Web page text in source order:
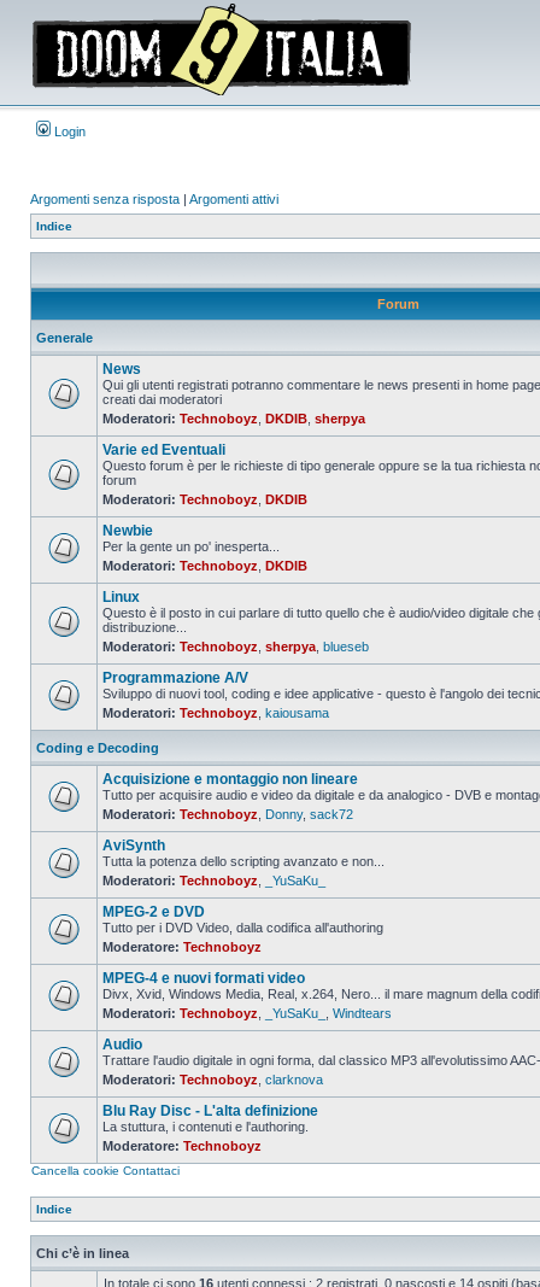
Login
Argomenti senza risposta | Argomenti attivi
Indice
Forum
Generale
Nessun
da
leggere
News
Qui gli utenti registrati potranno commentare le news presenti in home
creati dai moderatori
Moderatori: Technoboyz DKDIB sherpya
Nessun
da
leggere
Varie ed Eventuali
Questo forum è per le richieste di tipo generale oppure se la tua richiesta
forum
Moderatori: Technoboyz DKDIB
Nessun
messaggio
leggere
Newbie
Per la gente un po' inesperta...
Moderatori: Technoboyz DKDIB
Nessun
da
leggere
Linux
Questo è il posto in cui parlare di tutto quello che è audio/video digitale
distribuzione...
Moderatori: Technoboyz sherpya blueseb
Nessun
messaggio
da
leggere
Programmazione A/V
Sviluppo di nuovi tool, coding e idee applicative - questo è l'angolo dei
Moderatori: Technoboyz kaiousama
Coding e Decoding
Nessun
messaggio
da
leggere
Acquisizione e montaggio non lineare
Tutto per acquisire audio e video da digitale e da analogico - DVB e
Moderatori: Technoboyz Donny, sack72
Nessun
messaggio
da
leggere
AviSynth
Tutta la potenza dello scripting avanzato e non...
Moderatori: Technoboyz _YuSaKu_
Nessun
messaggio
da
leggere
MPEG-2 e DVD
Tutto per i DVD Video, dalla codifica all'authoring
Moderatore: Technoboyz
Nessun
messaggio
da
leggere
MPEG-4 e nuovi formati video
Divx, Xvid, Windows Media, Real, x.264, Nero... il mare magnum della
Moderatori: Technoboyz _YuSaKu_ Windtears
Nessun
messaggio
da
leggere
Audio
Trattare l'audio digitale in ogni forma, dal classico MP3 all'evolutissimo
Moderatori: Technoboyz clarknova
Nessun
messaggio
da
Blu Ray Disc - L'alta definizione
La stuttura, i contenuti e l'authoring.
Moderatore: Technoboyz
Cancella cookie Contattaci
Indice
Chi c’è in linea
In totale ci sono 16 utenti connessi : 2 registrati, 0 nascosti e 14 ospiti